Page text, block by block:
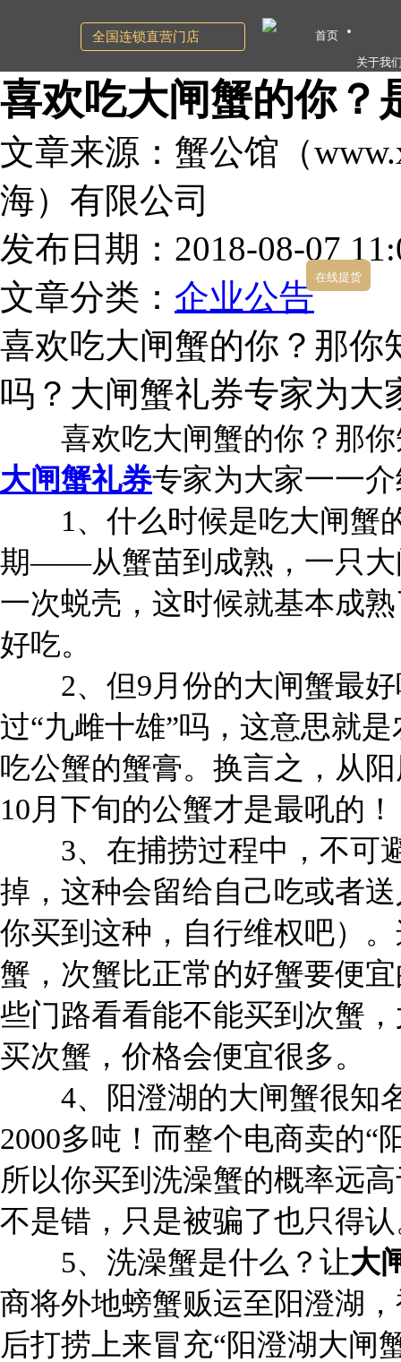
喜欢吃大闸蟹的你？
文章来源：蟹公馆（
海）有限公司
发布日期：2018-08-07
文章分类： 企业公告
喜欢吃大闸蟹的你？那你
吗？大闸蟹礼券专家为大
喜欢吃大闸蟹的你？那你
大闸蟹礼券专家为大家一一
1、什么时候是吃大闸蟹
期——从蟹苗到成熟，一只大
一次蜕壳，这时候就基本成
好吃。
2、但9月份的大闸蟹最好
过“九雌十雄”吗，这意思就
吃公蟹的蟹膏。换言之，从
10月下旬的公蟹才是最吼的！
3、在捕捞过程中，不可
掉，这种会留给自己吃或者
你买到这种，自行维权吧）
蟹，次蟹比正常的好蟹要便
些门路看看能不能买到次蟹
买次蟹，价格会便宜很多。
4、阳澄湖的大闸蟹很知
2000多吨！而整个电商卖的“
所以你买到洗澡蟹的概率远
不是错，只是被骗了也只得
5、洗澡蟹是什么？让大
商将外地螃蟹贩运至阳澄湖
后打捞上来冒充“阳澄湖大闸
全国连锁直营门店
首页
关于我
在线提货